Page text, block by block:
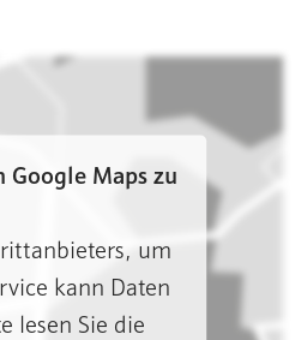
Maps zu
um
kann Daten
lesen Sie die